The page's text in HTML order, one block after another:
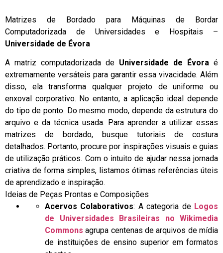
Matrizes de Bordado para Máquinas de Bordar
Computadorizada de Universidades e Hospitais –
Universidade de Évora
A matriz computadorizada de Universidade de Évora é
extremamente versáteis para garantir essa vivacidade. Além
disso, ela transforma qualquer projeto de uniforme ou
enxoval corporativo. No entanto, a aplicação ideal depende
do tipo de ponto. Do mesmo modo, depende da estrutura do
arquivo e da técnica usada. Para aprender a utilizar essas
matrizes de bordado, busque tutoriais de costura
detalhados. Portanto, procure por inspirações visuais e guias
de utilização práticos. Com o intuito de ajudar nessa jornada
criativa de forma simples, listamos ótimas referências úteis
de aprendizado e inspiração.
Ideias de Peças Prontas e Composições
Acervos Colaborativos: A categoria de Logos
de Universidades Brasileiras no Wikimedia
Commons agrupa centenas de arquivos de mídia
de instituições de ensino superior em formatos